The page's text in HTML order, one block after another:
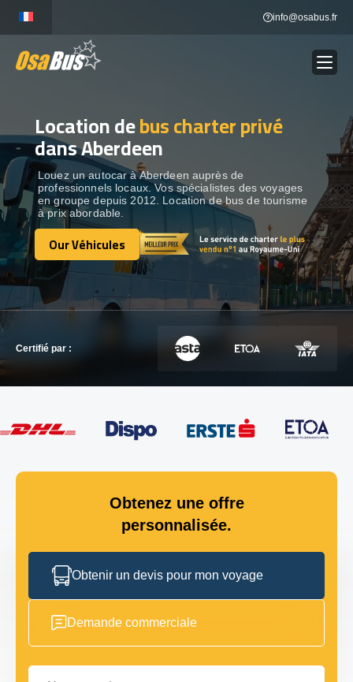
content
info@osabus.fr
LOCATION DE BUS Show dropdown
DESTINATIONS
OUR VÉHICULES
CONTACTEZ-NOUS
CONTACTEZ-NOUS
Location debus charter privé
dans Aberdeen
Louez un autocar à Aberdeen auprès de
professionnels locaux. Vos spécialistes des voyages
en groupe depuis 2012. Location de bus de tourisme
à prix abordable.
Our Véhicules
Our Véhicules
Certifié par :
Obtenez une offre
personnalisée.
Obtenir un devis pour mon voyage
Demande commerciale
Nom complet